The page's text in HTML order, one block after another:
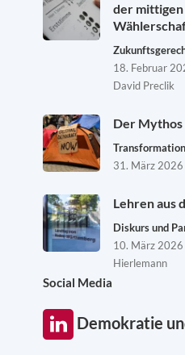
der
18. Februar
David Preclik
Der
31. März 2026
Lehren aus
Diskurs und
10. März 2026
Hierlemann
Social Media
Demokratie